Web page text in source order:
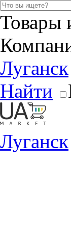
Товары
Луганск
Найти
Луганск